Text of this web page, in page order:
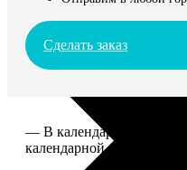
Сделать заказ
— В календаре 13
календарной сеткой.